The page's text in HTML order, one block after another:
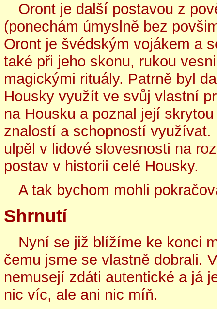
Oront je další postavou z
(ponechám úmyslně bez
Oront je švédským vojákem a
také při jeho skonu, rukou
magickými rituály. Patrně byl
Housky využít ve svůj vlastní
na Housku a poznal její
znalostí a schopností
ulpěl v lidové slovesnosti na
postav v historii celé Housky.
A tak bychom mohli
Shrnutí
Nyní se již blížíme ke konci
čemu jsme se vlastně dobrali.
nemusejí zdáti autentické a já
nic víc, ale ani nic míň.